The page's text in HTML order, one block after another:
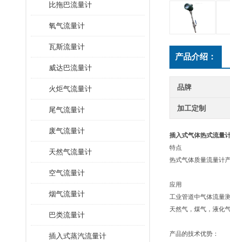
比拖巴流量计
氧气流量计
瓦斯流量计
威达巴流量计
火炬气流量计
尾气流量计
废气流量计
天然气流量计
空气流量计
烟气流量计
巴类流量计
插入式蒸汽流量计
产品介绍：
品牌
加工定制
插入式气体热式流量
特点
热式气体质量流量计
应用
工业管道中气体流量
天然气，煤气，液化
产品的技术优势：